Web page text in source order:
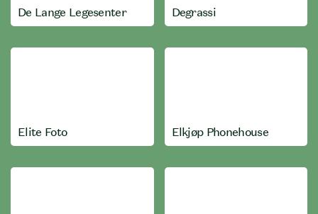
De Lange Legesenter Degrassi
Elite Foto Elkjøp Phonehouse